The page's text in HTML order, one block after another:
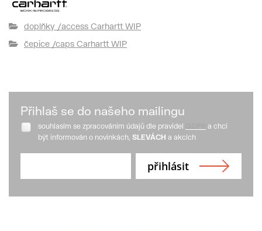
doplňky /access Carhartt WIP
čepice /caps Carhartt WIP
Přihlaš se do našeho mailingu
souhlasím se zpracováním údajů dle pravidel
a chci
být informován o novinkách, SLEVÁCH a akcích